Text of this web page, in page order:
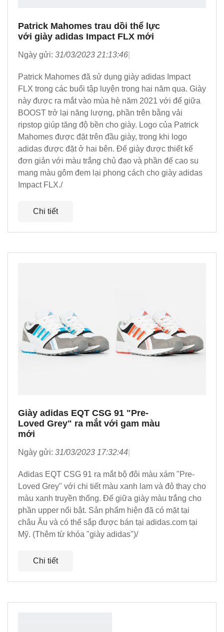
Patrick Mahomes trau dồi thể lực
với giày adidas Impact FLX mới
Ngày gửi: 31/03/2023 21:13:46
Patrick Mahomes đã sử dụng giày adidas Impact
FLX trong các buổi tập luyện trong hai năm qua. Giày
này được ra mắt vào mùa hè năm 2021 với đế giữa
BOOST trở lại năng lượng, phần trên bằng vải
ripstop giúp tăng độ bền cho giày. Logo của Patrick
Mahomes được đặt trên đầu giày, trong khi logo
adidas được đặt ở hai bên. Đế giày được thiết kế
đơn giản với màu trắng chủ đạo và phần đế cao su
mang màu gôm đem lại phong cách cho giày adidas
Impact FLX./
Chi tiết
Giày adidas EQT CSG 91 "Pre-
Loved Grey" ra mắt với gam màu
mới
Ngày gửi: 31/03/2023 17:32:44
Adidas EQT CSG 91 ra mắt bộ đôi màu xám "Pre-
Loved Grey" với chi tiết màu xanh lam và đỏ thay cho
màu xanh truyền thống. Đế giữa giày màu trắng cho
phần upper nổi bật. Sản phẩm hiện đã có mặt tại
châu Âu và có thể sắp được bán tại adidas.com tại
Mỹ. (Thêm từ khóa "giày adidas")/
Chi tiết